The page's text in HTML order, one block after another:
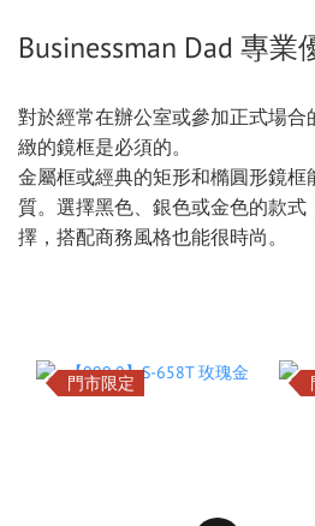
Businessman Dad 專業
對於經常在辦公室或參加正式場
緻的鏡框是必須的。
金屬框或經典的矩形和橢圓形鏡框
質。選擇黑色、銀色或金色的款
擇，搭配商務風格也能很時尚。
門市限定